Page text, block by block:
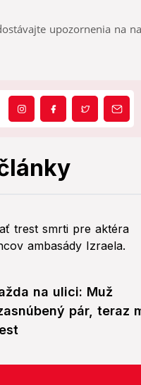
upozornenia na
na ulici: Muž
pár, teraz